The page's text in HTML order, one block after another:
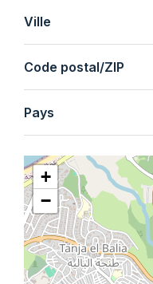
Ville
Code postal/ZIP
Pays
+
−